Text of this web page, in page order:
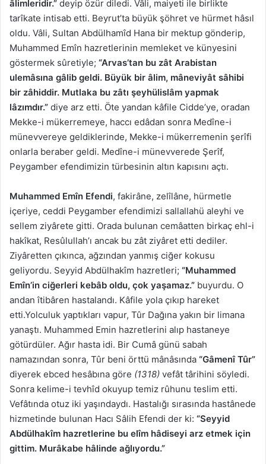
âlimleridir.” deyip özür diledi. Vâli, maiyeti ile birlikte
tarîkate intisab etti. Beyrut’ta büyük şöhret ve hürmet hâsıl
oldu. Vâli, Sultan Abdülhamîd Hana bir mektup gönderip,
Muhammed Emîn hazretlerinin memleket ve künyesini
göstermek sûretiyle; “Arvas’tan bu zât Arabistan
ulemâsına gâlib geldi. Büyük bir âlim, mâneviyât sâhibi
bir zâhiddir. Mutlaka bu zâtı şeyhülislâm yapmak
lâzımdır.” diye arz etti. Öte yandan kâfile Cidde’ye, oradan
Mekke-i mükerremeye, haccı edâdan sonra Medîne-i
münevvereye geldiklerinde, Mekke-i mükerremenin şerîfi
onlarla beraber geldi. Medîne-i münevverede Şerîf,
Peygamber efendimizin türbesinin altın kapısını açtı.
Muhammed Emîn Efendi, fakirâne, zelîlâne, hürmetle
içeriye, ceddi Peygamber efendimizi sallallahü aleyhi ve
sellem ziyârete gitti. Orada bulunan cemâatten birkaç ehl-i
hakîkat, Resûlullah’ı ancak bu zât ziyâret etti dediler.
Ziyâretten çıkınca, ağzından yanmış ciğer kokusu
geliyordu. Seyyid Abdülhakîm hazretleri; “Muhammed
Emîn’in ciğerleri kebâb oldu, çok yaşamaz.” buyurdu. O
andan îtibâren hastalandı. Kâfile yola çıkıp hareket
etti.Yolculuk yaptıkları vapur, Tûr Dağına yakın bir limana
yanaştı. Muhammed Emin hazretlerini alıp hastaneye
götürdüler. Ağır hasta idi. Bir Cumâ günü sabah
namazından sonra, Tûr beni örttü mânâsında “Gâmenî Tûr”
diyerek ebced hesâbına göre (1318) vefât târihini söyledi.
Sonra kelime-i tevhîd okuyup temiz rûhunu teslim etti.
Vefâtında otuz iki yaşındaydı. Hastalığı sırasında hastânede
hizmetinde bulunan Hacı Sâlih Efendi der ki: “Seyyid
Abdülhakîm hazretlerine bu elîm hâdiseyi arz etmek için
gittim. Murâkabe hâlinde ağlıyordu.”